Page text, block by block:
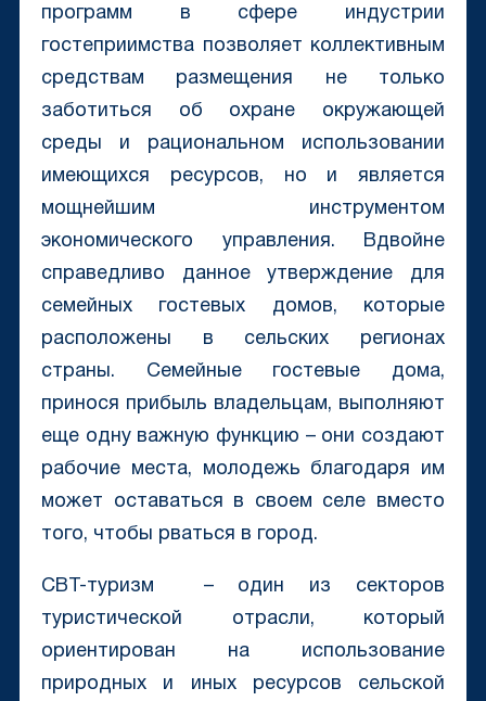
программ в сфере индустрии
гостеприимства позволяет коллективным
средствам размещения не только
заботиться об охране окружающей
среды и рациональном использовании
имеющихся ресурсов, но и является
мощнейшим инструментом
экономического управления. Вдвойне
справедливо данное утверждение для
семейных гостевых домов, которые
расположены в сельских регионах
страны. Семейные гостевые дома,
принося прибыль владельцам, выполняют
еще одну важную функцию – они создают
рабочие места, молодежь благодаря им
может оставаться в своем селе вместо
того, чтобы рваться в город.
CBT-туризм – один из секторов
туристической отрасли, который
ориентирован на использование
природных и иных ресурсов сельской